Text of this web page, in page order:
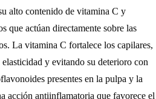
alto contenido de vitamina C y
que actúan directamente sobre las
La vitamina C fortalece los capilares,
y evitando su deterioro con
presentes en la pulpa y la
acción antiinflamatoria que favorece el